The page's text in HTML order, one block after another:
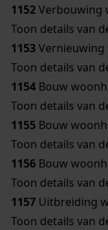
1152Verbouwing
Toon details van
1153Vernieuwing
Toon details van
1154 Bouw
Toon details van
1155 Bouw
Toon details van
1156 Bouw
Toon details van
1157 Uitbreiding
Toon details van